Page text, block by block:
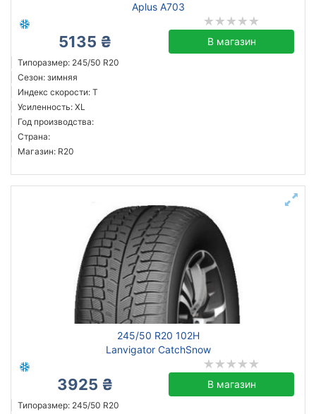
Aplus A703
5135 ₴ В магазин
Типоразмер: 245/50 R20
Сезон: зимняя
Индекс скорости: T
Усиленность: XL
Год производства:
Страна:
Магазин: R20
245/50 R20 102H
Lanvigator CatchSnow
3925 ₴ В магазин
Типоразмер: 245/50 R20